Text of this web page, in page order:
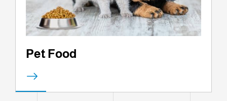
Pet Food